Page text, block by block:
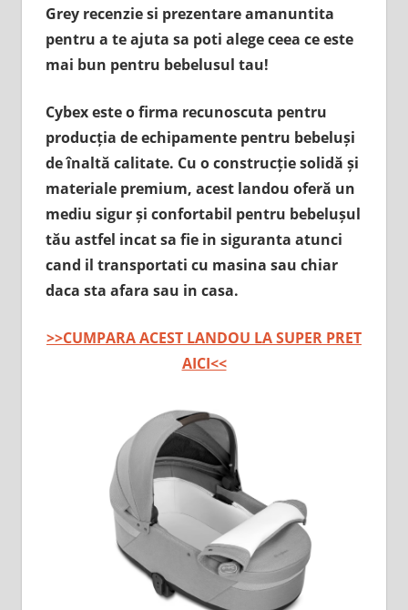
Grey recenzie si prezentare amanuntita
pentru a te ajuta sa poti alege ceea ce este
mai bun pentru bebelusul tau!
Cybex este o firma recunoscuta pentru
producția de echipamente pentru bebeluși
de înaltă calitate. Cu o construcție solidă și
materiale premium, acest landou oferă un
mediu sigur și confortabil pentru bebelușul
tău astfel incat sa fie in siguranta atunci
cand il transportati cu masina sau chiar
daca sta afara sau in casa.
>>CUMPARA ACEST LANDOU LA SUPER PRET
AICI<<